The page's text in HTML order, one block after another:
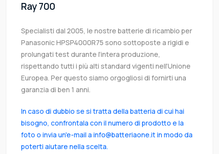
Ray 700
Specialisti dal 2005, le nostre batterie di ricambio per
Panasonic HPSP4000R75 sono sottoposte a rigidi e
prolungati test durante l’intera produzione,
rispettando tutti i più alti standard vigenti nell’Unione
Europea. Per questo siamo orgogliosi di fornirti una
garanzia di ben 1 anni.
In caso di dubbio se si tratta della batteria di cui hai
bisogno, confrontala con il numero di prodotto e la
foto o invia un'e-mail a info@batteriaone.it in modo da
poterti aiutare nella scelta.